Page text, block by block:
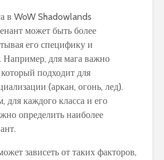
в WoW Shadowlands
может быть более
его специфику и
Например, для мага важно
подходит для
(аркан, огонь, лед).
для каждого класса и его
определить наиболее
зависеть от таких факторов,